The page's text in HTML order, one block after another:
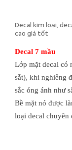
Decal kim loại,
cao giá tốt
Decal 7 mầu
Lớp mặt decal có
sắt), khi nghiêng
sắc óng ánh như
Bề mặt nó được
loại decal chuyên